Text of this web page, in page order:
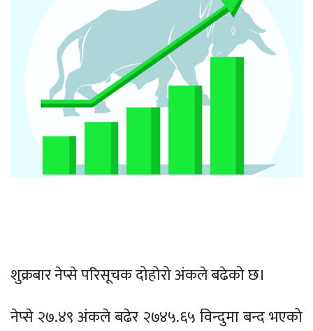
शुक्रबार नेप्से परिसूचक दोहोरो अंकले बढेको छ।
नेप्से २७.४९ अंकले बढेर २७४५.६५ विन्दुमा बन्द भएको